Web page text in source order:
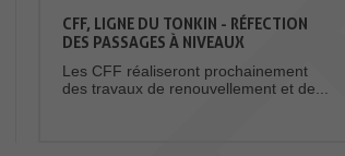
CFF, LIGNE DU TONKIN - RÉFECTION
DES PASSAGES À NIVEAUX
Les CFF réaliseront prochainement
des travaux de renouvellement et de...